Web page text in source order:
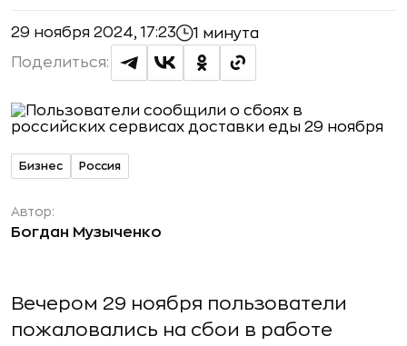
29 ноября 2024, 17:23 1 минута
Поделиться:
Бизнес Россия
Автор:
Богдан Музыченко
Вечером 29 ноября пользователи
пожаловались на сбои в работе